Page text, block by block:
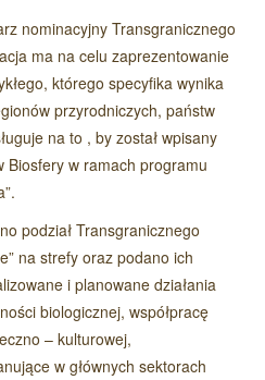
nominacyjny Transgranicznego
ma na celu zaprezentowanie
którego specyfika wynika
przyrodniczych, państw
na to , by został wpisany
Biosfery w ramach programu
podział Transgranicznego
na strefy oraz podano ich
i planowane działania
biologicznej, współpracę
– kulturowej,
w głównych sektorach